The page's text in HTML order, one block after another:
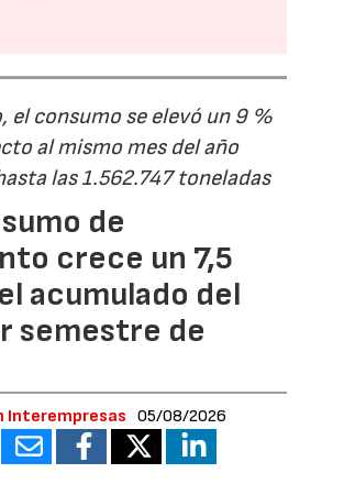
el consumo se elevó un 9 %
al mismo mes del año
las 1.562.747 toneladas
de
crece un 7,5
acumulado del
semestre de
Interempresas 05/08/2026